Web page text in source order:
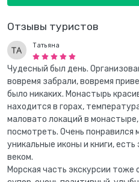
Отзывы туристов
Татьяна
Чудесный был день.
вовремя забрали, вовремя
было никаких. Монастырь
находится в горах,
маловато локаций в
посмотреть. Очень понравился
уникальные иконы и книги,
веком.
Морская часть экскурсии тоже